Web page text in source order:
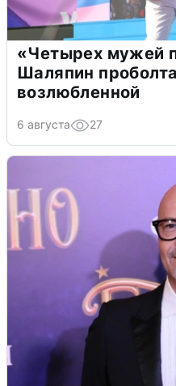
«Четырех мужей
Шаляпин
возлюбленной
6 августа 27